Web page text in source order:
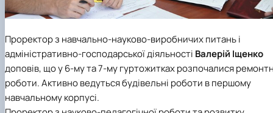
Проректор з навчально-науково-виробничих питань і
адміністративно-господарської діяльності Валерій Іщенко
доповів, що у 6-му та 7-му гуртожитках розпочалися
роботи. Активно ведуться будівельні роботи в першому
навчальному корпусі.